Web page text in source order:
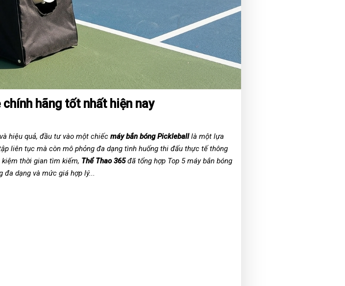
hãng tốt nhất hiện nay
hiệu quả, đầu tư vào một chiếc máy bắn bóng Pickleballlà một lựa
liên tục mà còn mô phỏng đa dạng tình huống thi đấu thực tế thông
kiệm thời gian tìm kiếm, Thể Thao 365đã tổng hợp Top 5 máy bắn bóng
dạng và mức giá hợp lý...